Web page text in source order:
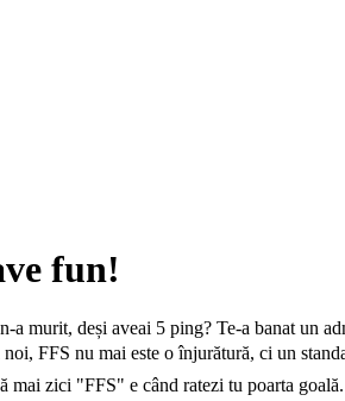
fun!
murit, deși aveai 5 ping? Te-a banat un
FFS nu mai este o înjurătură, ci un
zici "FFS" e când ratezi tu poarta